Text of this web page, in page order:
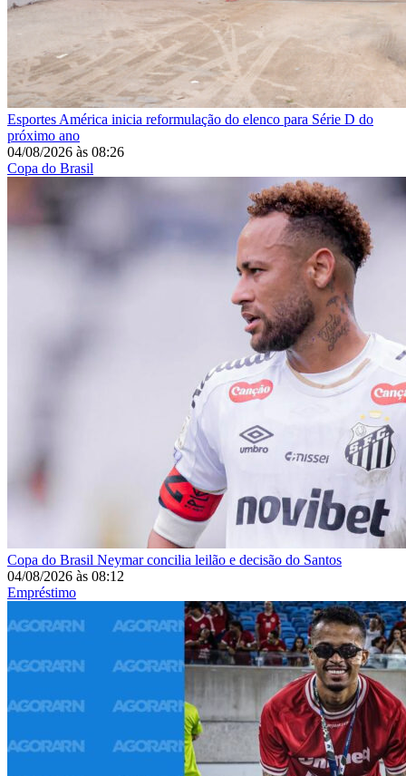
Esportes América inicia reformulação do elenco para Série D do
próximo ano
04/08/2026 às 08:26
Copa do Brasil
Copa do Brasil Neymar concilia leilão e decisão do Santos
04/08/2026 às 08:12
Empréstimo